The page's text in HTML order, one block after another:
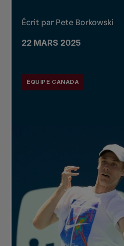
Écrit par Pete Borkowski
22 MARS 2025
ÉQUIPE CANADA